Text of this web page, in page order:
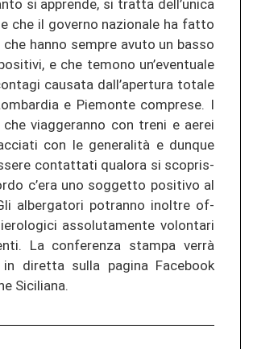
si ap­pren­de, si tr­at­ta dell’unica
che il go­ver­no na­zio­na­le ha fatto
che hanno sem­pre avuto un basso
e che te­mo­no un’even­tua­le
cau­sa­ta dall’aper­tu­ra to­ta­le
e Pie­mon­te com­pre­se. I
che viag­ge­ran­no con treni e aerei
con le generalità e dun­que
con­tat­ta­ti qua­lo­ra si sco­pris­
c’era uno sogget­to po­si­ti­vo al
al­ber­ga­to­ri po­tran­no in­ol­tre of­
as­so­lu­ta­men­te vo­lon­ta­ri
La con­fe­ren­za stam­pa verrà
in di­ret­ta sulla pa­gi­na Facebook
Si­ci­lia­na.